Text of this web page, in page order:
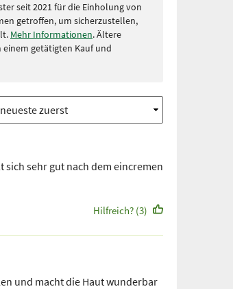
seit 2021 für die Einholung von
getroffen, um sicherzustellen,
Mehr Informationen. Ältere
getätigten Kauf und
sich sehr gut nach dem eincremen
Hilfreich? (3)
und macht die Haut wunderbar